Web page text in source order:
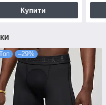
Купити
–29%